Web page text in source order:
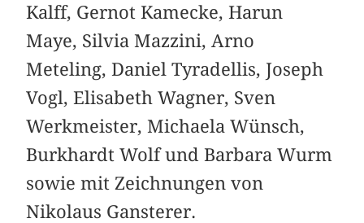
Kalff, Gernot Kamecke, Harun
Maye, Silvia Mazzini, Arno
Meteling, Daniel Tyradellis, Joseph
Vogl, Elisabeth Wagner, Sven
Werkmeister, Michaela Wünsch,
Burkhardt Wolf und Barbara Wurm
sowie mit Zeichnungen von
Nikolaus Gansterer.